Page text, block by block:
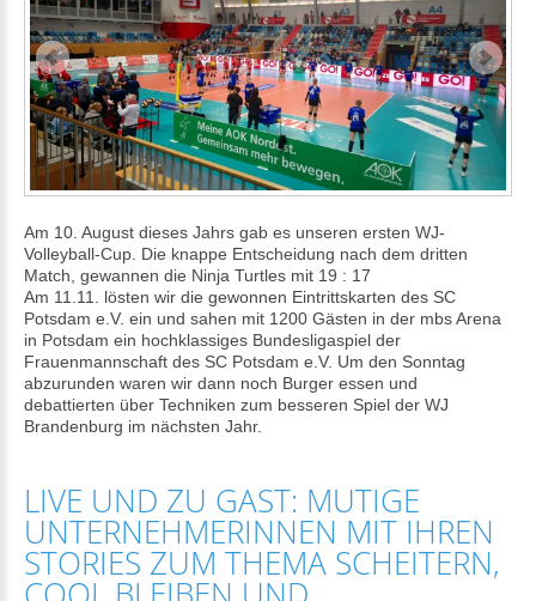
Am 10. August dieses Jahrs gab es unseren ersten WJ-
Volleyball-Cup. Die knappe Entscheidung nach dem dritten
Match, gewannen die Ninja Turtles mit 19 : 17
Am 11.11. lösten wir die gewonnen Eintrittskarten des SC
Potsdam e.V. ein und sahen mit 1200 Gästen in der mbs Arena
in Potsdam ein hochklassiges Bundesligaspiel der
Frauenmannschaft des SC Potsdam e.V. Um den Sonntag
abzurunden waren wir dann noch Burger essen und
debattierten über Techniken zum besseren Spiel der WJ
Brandenburg im nächsten Jahr.
LIVE UND ZU GAST: MUTIGE
UNTERNEHMERINNEN MIT IHREN
STORIES ZUM THEMA SCHEITERN,